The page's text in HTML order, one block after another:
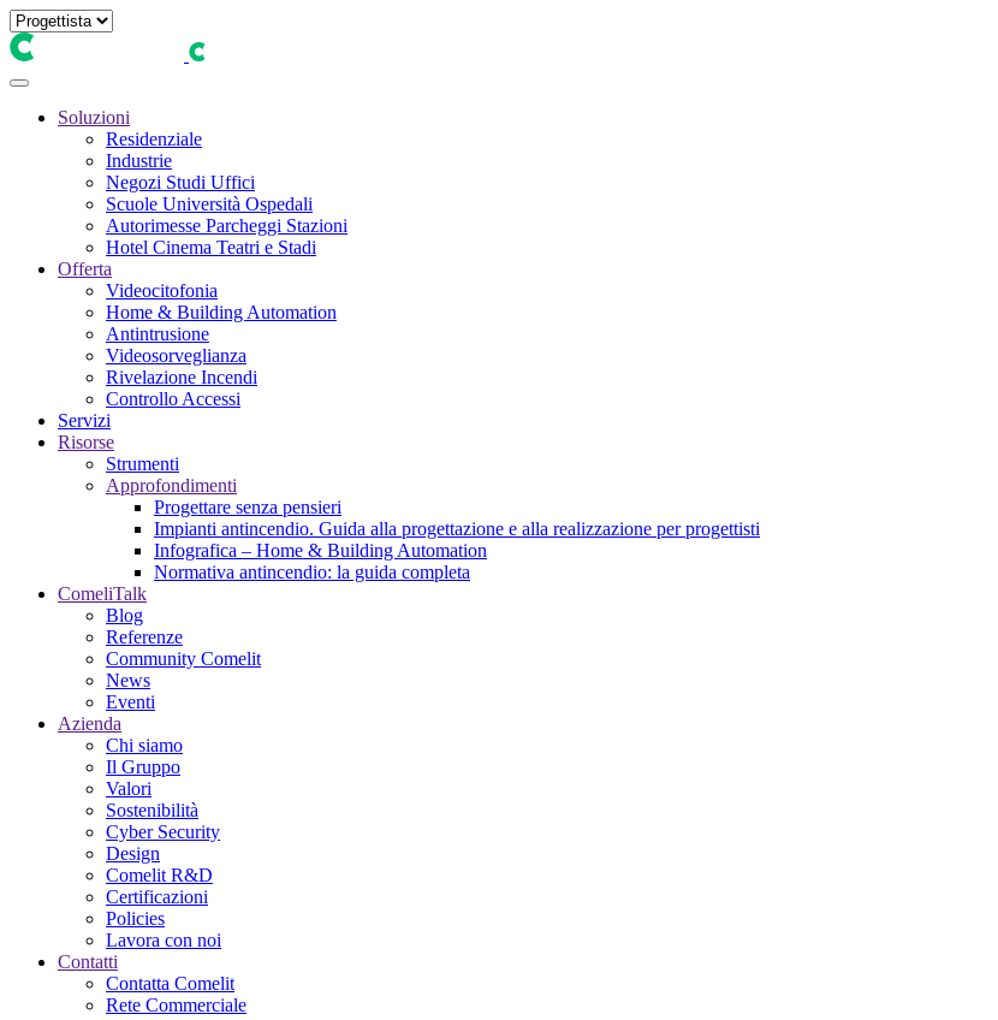
Soluzioni
Residenziale
Industrie
Negozi Studi Uffici
Scuole Università Ospedali
Autorimesse Parcheggi Stazioni
Hotel Cinema Teatri e Stadi
Offerta
Videocitofonia
Home & Building Automation
Antintrusione
Videosorveglianza
Rivelazione Incendi
Controllo Accessi
Servizi
Risorse
Strumenti
Approfondimenti
Progettare senza pensieri
Impianti antincendio. Guida alla progettazione e alla realizzazione per progettisti
Infografica – Home & Building Automation
Normativa antincendio: la guida completa
ComeliTalk
Blog
Referenze
Community Comelit
News
Eventi
Azienda
Chi siamo
Il Gruppo
Valori
Sostenibilità
Cyber Security
Design
Comelit R&D
Certificazioni
Policies
Lavora con noi
Contatti
Contatta Comelit
Rete Commerciale